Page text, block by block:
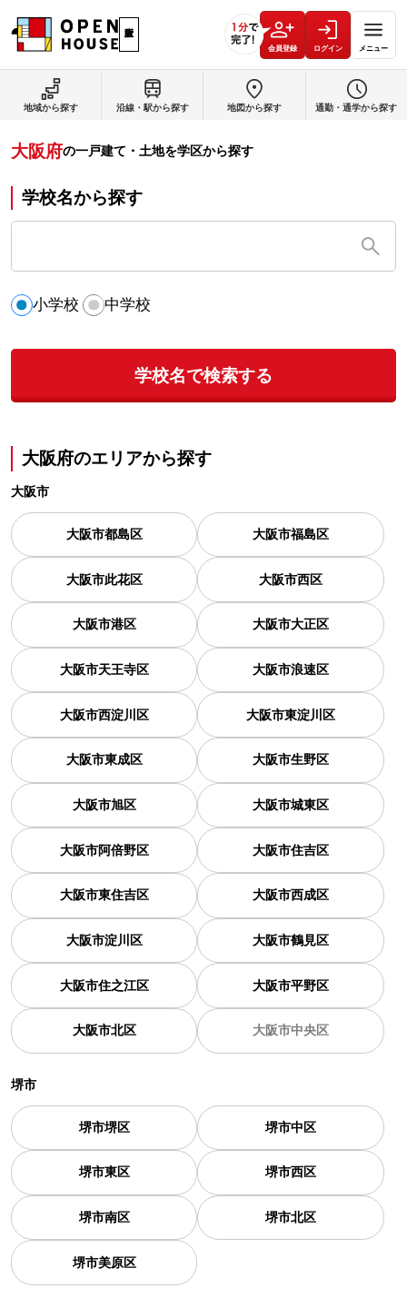
会員登録 ログイン メニュー
地域から探す 沿線・駅から探す 地図から探す 通勤・通学から探す
大阪府の一戸建て・土地を学区から探す
学校名から探す
小学校 中学校
学校名で検索する
大阪府のエリアから探す
大阪市
大阪市都島区 大阪市福島区
大阪市此花区 大阪市西区
大阪市港区 大阪市大正区
大阪市天王寺区 大阪市浪速区
大阪市西淀川区 大阪市東淀川区
大阪市東成区 大阪市生野区
大阪市旭区 大阪市城東区
大阪市阿倍野区 大阪市住吉区
大阪市東住吉区 大阪市西成区
大阪市淀川区 大阪市鶴見区
大阪市住之江区 大阪市平野区
大阪市北区 大阪市中央区
堺市
堺市堺区 堺市中区
堺市東区 堺市西区
堺市南区 堺市北区
堺市美原区